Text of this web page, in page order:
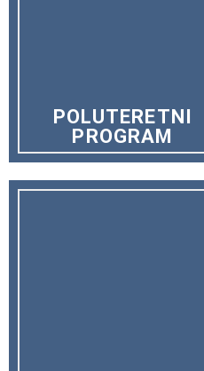
POLUTERETNI
PROGRAM